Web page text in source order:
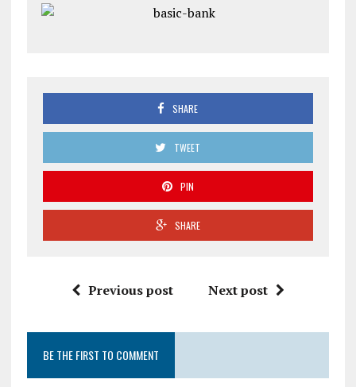
SHARE
TWEET
PIN
SHARE
Previous post Next post
BE THE FIRST TO COMMENT